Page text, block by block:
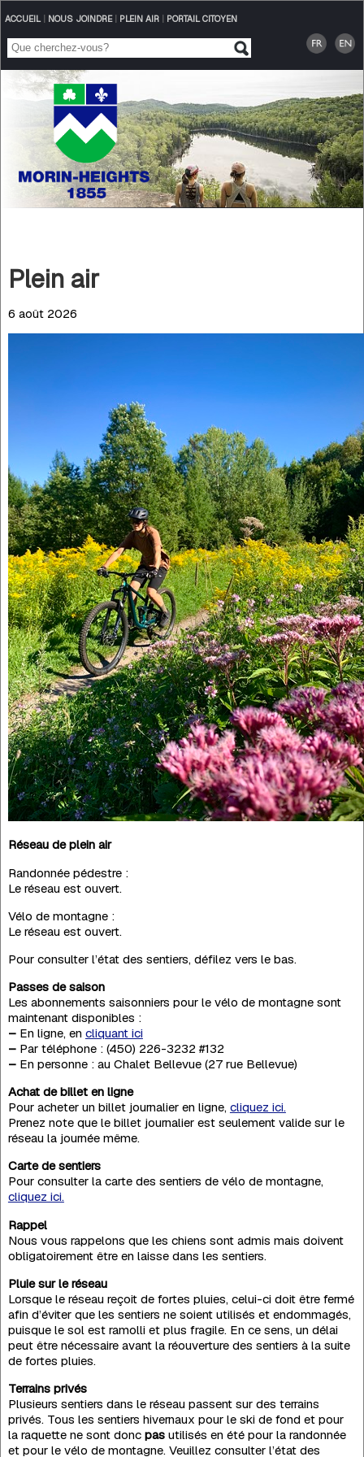
ACCUEIL| NOUS JOINDRE| PLEIN AIR| PORTAIL CITOYEN
Plein air
6 août 2026
Réseau de plein air
Randonnée pédestre :
Le réseau est ouvert.
Vélo de montagne :
Le réseau est ouvert.
Pour consulter l’état des sentiers, défilez vers le bas.
Passes de saison
Les abonnements saisonniers pour le vélo de montagne sont
maintenant disponibles :
–En ligne, en cliquant ici
–Par téléphone : (450) 226-3232 #132
–En personne : au Chalet Bellevue (27 rue Bellevue)
Achat de billet en ligne
Pour acheter un billet journalier en ligne, cliquez ici.
Prenez note que le billet journalier est seulement valide sur le
réseau la journée même.
Carte de sentiers
Pour consulter la carte des sentiers de vélo de montagne,
cliquez ici.
Rappel
Nous vous rappelons que les chiens sont admis mais doivent
obligatoirement être en laisse dans les sentiers.
Pluie sur le réseau
Lorsque le réseau reçoit de fortes pluies, celui-ci doit être fermé
afin d’éviter que les sentiers ne soient utilisés et endommagés,
puisque le sol est ramolli et plus fragile. En ce sens, un délai
peut être nécessaire avant la réouverture des sentiers à la suite
de fortes pluies.
Terrains privés
Plusieurs sentiers dans le réseau passent sur des terrains
privés. Tous les sentiers hivernaux pour le ski de fond et pour
la raquette ne sont donc pasutilisés en été pour la randonnée
et pour le vélo de montagne. Veuillez consulter l’état des